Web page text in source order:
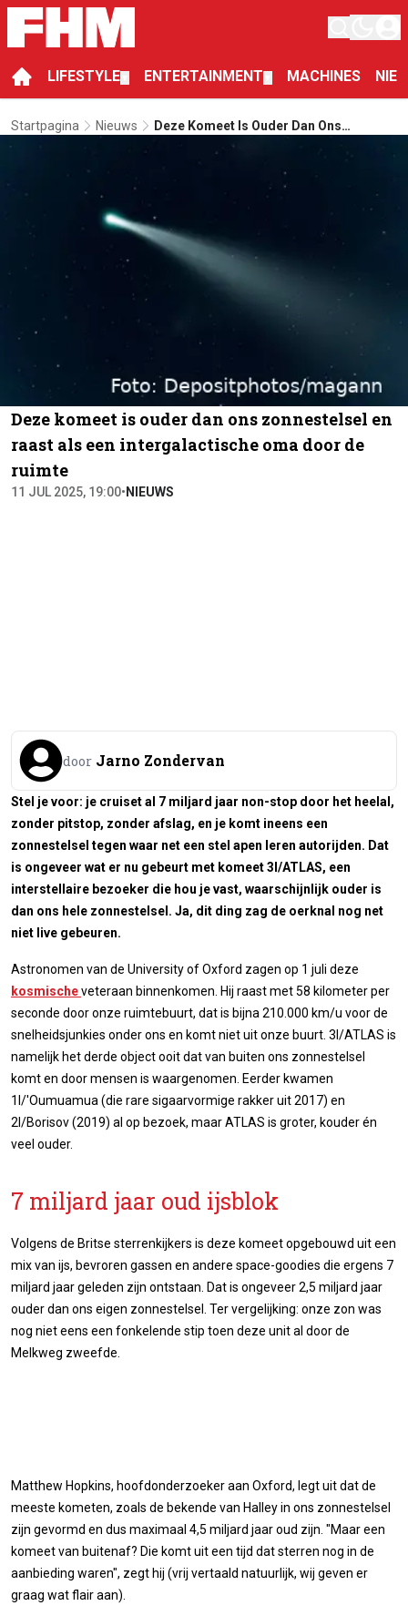
LIFESTYLE ENTERTAINMENT MACHINES
Startpagina Nieuws
Deze Komeet Is Ouder Dan Ons
Zonnestelsel En Raast Als Een
Deze komeet is ouder dan ons zonnestelsel en
raast als een intergalactische oma door de
ruimte
11 JUL 2025, 19:00•NIEUWS
door Jarno Zondervan
Stel je voor: je cruiset al 7 miljard jaar non-stop door het heelal,
zonder pitstop, zonder afslag, en je komt ineens een
zonnestelsel tegen waar net een stel apen leren autorijden. Dat
is ongeveer wat er nu gebeurt met komeet 3I/ATLAS, een
interstellaire bezoeker die hou je vast, waarschijnlijk ouder is
dan ons hele zonnestelsel. Ja, dit ding zag de oerknal nog net
niet live gebeuren.
Astronomen van de University of Oxford zagen op 1 juli deze
kosmischeveteraan binnenkomen. Hij raast met 58 kilometer per
seconde door onze ruimtebuurt, dat is bijna 210.000 km/u voor de
snelheidsjunkies onder ons en komt niet uit onze buurt. 3I/ATLAS is
namelijk het derde object ooit dat van buiten ons zonnestelsel
komt en door mensen is waargenomen. Eerder kwamen
1I/'Oumuamua (die rare sigaarvormige rakker uit 2017) en
2I/Borisov (2019) al op bezoek, maar ATLAS is groter, kouder én
veel ouder.
7 miljard jaar oud ijsblok
Volgens de Britse sterrenkijkers is deze komeet opgebouwd uit een
mix van ijs, bevroren gassen en andere space-goodies die ergens 7
miljard jaar geleden zijn ontstaan. Dat is ongeveer 2,5 miljard jaar
ouder dan ons eigen zonnestelsel. Ter vergelijking: onze zon was
nog niet eens een fonkelende stip toen deze unit al door de
Melkweg zweefde.
Matthew Hopkins, hoofdonderzoeker aan Oxford, legt uit dat de
meeste kometen, zoals de bekende van Halley in ons zonnestelsel
zijn gevormd en dus maximaal 4,5 miljard jaar oud zijn. "Maar een
komeet van buitenaf? Die komt uit een tijd dat sterren nog in de
aanbieding waren", zegt hij (vrij vertaald natuurlijk, wij geven er
graag wat flair aan).